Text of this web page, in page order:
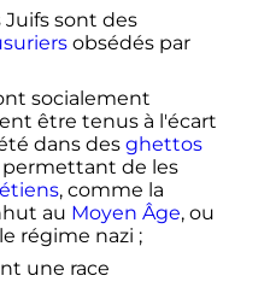
Juifs sont des
obsédés par
socialement
être tenus à l'écart
dans des ghettos
de les
, comme la
au Moyen Âge, ou
régime nazi ;
une race